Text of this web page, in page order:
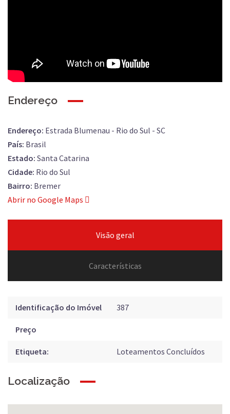
Endereço
Endereço: Estrada Blumenau - Rio do Sul - SC
País: Brasil
Estado: Santa Catarina
Cidade: Rio do Sul
Bairro: Bremer
Abrir no Google Maps
Visão geral
Características
Identificação do Imóvel 387
Preço
Etiqueta: Loteamentos Concluídos
Localização